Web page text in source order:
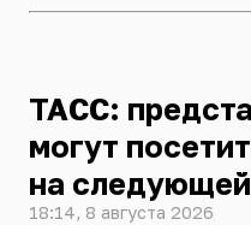
ТАСС:
могут
на
18:14, 8 августа 2026